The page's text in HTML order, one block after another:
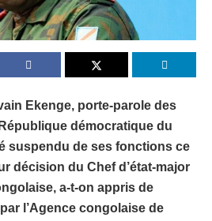
Ekenge, porte-parole des
démocratique du
suspendu de ses fonctions ce
décision du Chef d’état-major
a-t-on appris de
l’Agence congolaise de